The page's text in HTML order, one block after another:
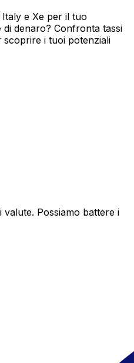
e Xe per il tuo
denaro? Confronta tassi
scoprire i tuoi potenziali
valute. Possiamo battere i